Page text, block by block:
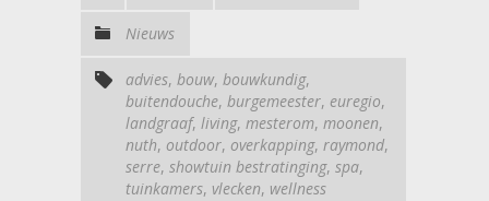
Nieuws
advies, bouw, bouwkundig,
buitendouche, burgemeester, euregio,
landgraaf, living, mesterom, moonen,
nuth, outdoor, overkapping, raymond,
serre, showtuin bestratinging, spa,
tuinkamers, vlecken, wellness